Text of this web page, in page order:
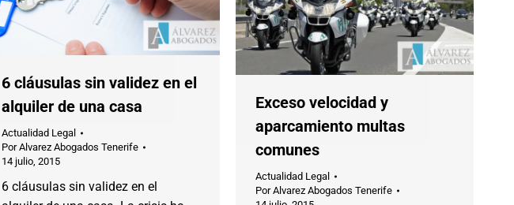
6 cláusulas sin validez en el
alquiler de una casa
Actualidad Legal
PorAlvarez Abogados Tenerife
14 julio, 2015
6 cláusulas sin validez en el
Exceso velocidad y
aparcamiento multas
comunes
Actualidad Legal
PorAlvarez Abogados Tenerife